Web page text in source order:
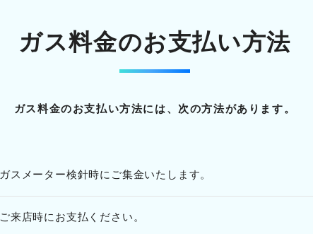
ガス料金のお支払い方法
ガス料金のお支払い方法には、次の方法があります。
ガスメーター検針時にご集金いたします。
ご来店時にお支払ください。